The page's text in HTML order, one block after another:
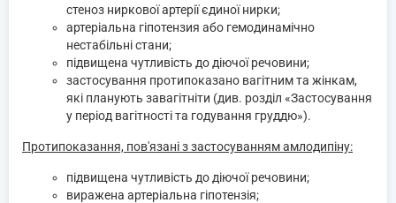
стеноз ниркової артерії єдиної нирки;
артеріальна гіпотензия або гемодинамічно
нестабільні стани;
підвищена чутливість до діючої речовини;
застосування протипоказано вагітним та жінкам,
які планують завагітніти (див. розділ «Застосування
у період вагітності та годування груддю»).
Протипоказання, пов'язані з застосуванням амлодипіну:
підвищена чутливість до діючої речовини;
виражена артеріальна гіпотензія;